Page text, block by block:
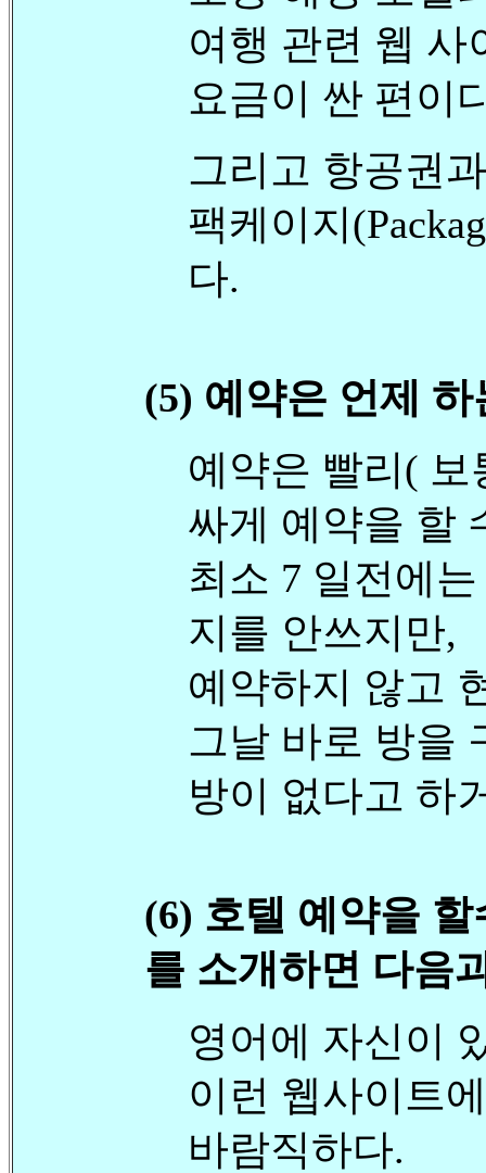
여행 관련 웹 사
요금이 싼 편이
그리고 항공권
팩케이지
다.
(5) 예약은 언제
예약은 빨리( 보
싸게 예약을 할
최소 7 일전에
지를 안쓰지만,
예약하지 않고
그날 바로 방을
방이 없다고 하
(6) 호텔 예약을
를 소개하면 다음
영어에 자신이
이런 웹사이트
바람직하다.